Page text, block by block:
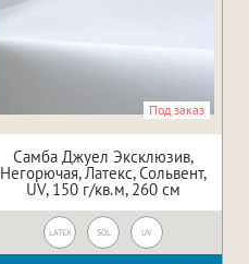
Под заказ
Самба Джуел Эксклюзив,
Негорючая, Латекс, Сольвент,
UV, 150 г/кв.м, 260 см
LATEX SOL UV